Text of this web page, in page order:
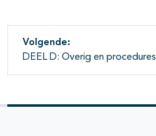
Volgende:
DEEL D: Overig en procedures